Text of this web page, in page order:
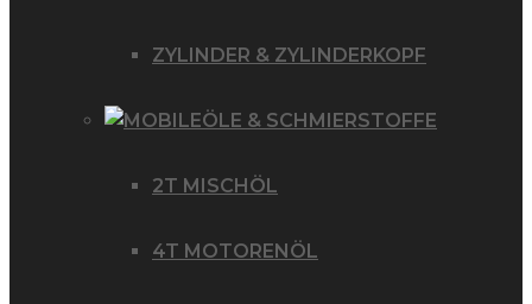
ZYLINDER & ZYLINDERKOPF
ÖLE & SCHMIERSTOFFE
2T MISCHÖL
4T MOTORENÖL